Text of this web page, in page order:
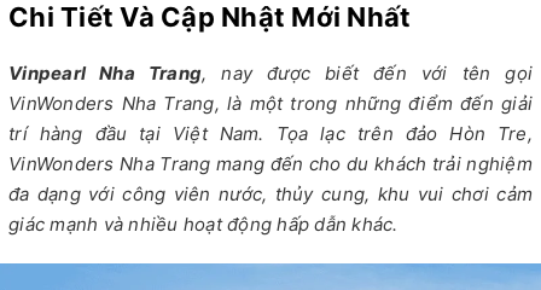
Chi Tiết Và Cập Nhật Mới Nhất
Vinpearl Nha Trang, nay được biết đến với tên gọi
VinWonders Nha Trang, là một trong những điểm đến giải
trí hàng đầu tại Việt Nam. Tọa lạc trên đảo Hòn Tre,
VinWonders Nha Trang mang đến cho du khách trải nghiệm
đa dạng với công viên nước, thủy cung, khu vui chơi cảm
giác mạnh và nhiều hoạt động hấp dẫn khác.